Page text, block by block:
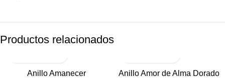
Productos relacionados
Anillo Amanecer RODIO
Anillo Amor de Alma Dorado